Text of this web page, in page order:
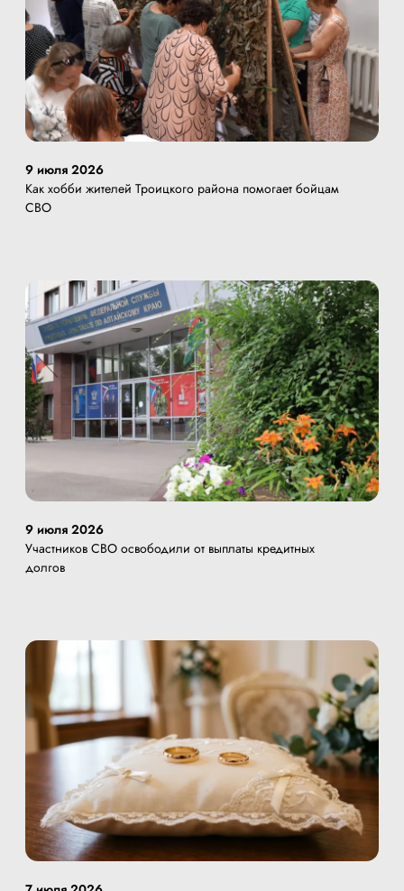
9 июля 2026
Как хобби жителей Троицкого района помогает бойцам
СВО
9 июля 2026
Участников СВО освободили от выплаты кредитных
долгов